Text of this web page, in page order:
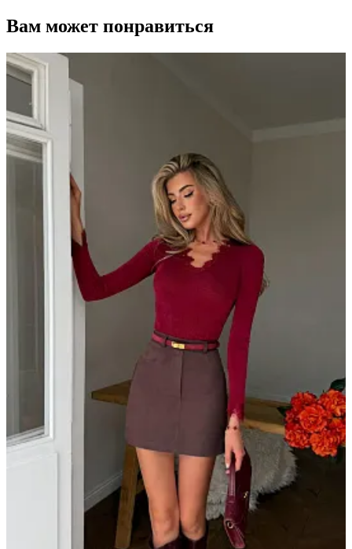
Вам может понравиться